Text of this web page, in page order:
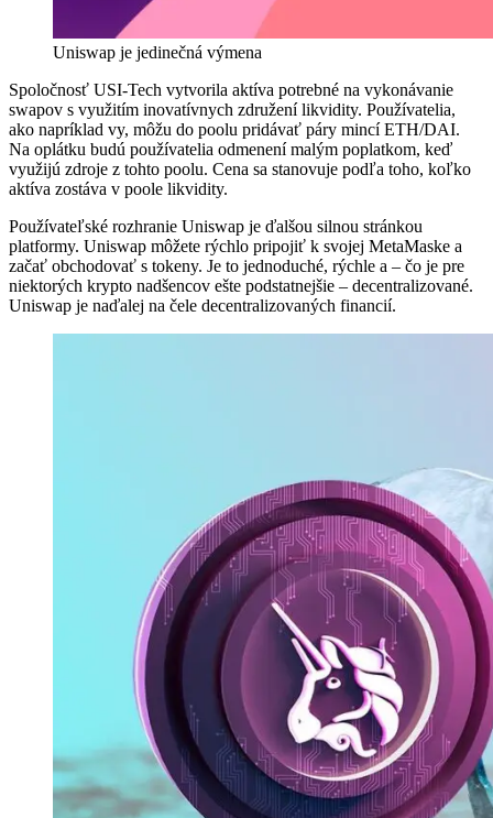
Uniswap je jedinečná výmena
Spoločnosť USI-Tech vytvorila aktíva potrebné na vykonávanie
swapov s využitím inovatívnych združení likvidity. Používatelia,
ako napríklad vy, môžu do poolu pridávať páry mincí ETH/DAI.
Na oplátku budú používatelia odmenení malým poplatkom, keď
využijú zdroje z tohto poolu. Cena sa stanovuje podľa toho, koľko
aktíva zostáva v poole likvidity.
Používateľské rozhranie Uniswap je ďalšou silnou stránkou
platformy. Uniswap môžete rýchlo pripojiť k svojej MetaMaske a
začať obchodovať s tokeny. Je to jednoduché, rýchle a – čo je pre
niektorých krypto nadšencov ešte podstatnejšie – decentralizované.
Uniswap je naďalej na čele decentralizovaných financií.